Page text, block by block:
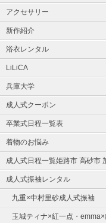
アクセサリー
新作紹介
浴衣レンタル
LiLiCA
兵庫大学
成人式クーポン
卒業式日程一覧表
着物のお悩み
成人式日程一覧姫路市 高砂市
成人式振袖レンタル
九重×中村里砂成人式振袖
玉城ティナ×紅一点・